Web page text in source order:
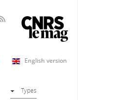
English version
Types